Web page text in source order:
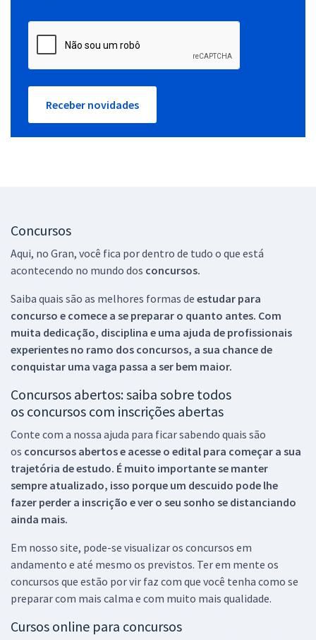
Receber novidades
Concursos
Aqui, no Gran, você fica por dentro de tudo o que está
acontecendo no mundo dos concursos.
Saiba quais são as melhores formas de estudar para
concurso e comece a se preparar o quanto antes. Com
muita dedicação, disciplina e uma ajuda de profissionais
experientes no ramo dos concursos, a sua chance de
conquistar uma vaga passa a ser bem maior.
Concursos abertos: saiba sobre todos
os concursos com inscrições abertas
Conte com a nossa ajuda para ficar sabendo quais são
os concursos abertos e acesse o edital para começar a sua
trajetória de estudo. É muito importante se manter
sempre atualizado, isso porque um descuido pode lhe
fazer perder a inscrição e ver o seu sonho se distanciando
ainda mais.
Em nosso site, pode-se visualizar os concursos em
andamento e até mesmo os previstos. Ter em mente os
concursos que estão por vir faz com que você tenha como se
preparar com mais calma e com muito mais qualidade.
Cursos online para concursos